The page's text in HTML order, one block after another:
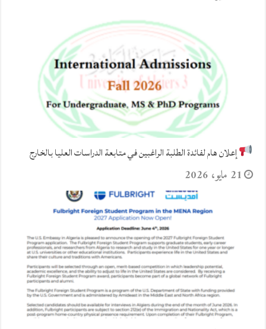
إعلان هام لفائدة الطلبة الراغبين في متابعة الدراسات العليا بالخارج
21 مايو، 2026